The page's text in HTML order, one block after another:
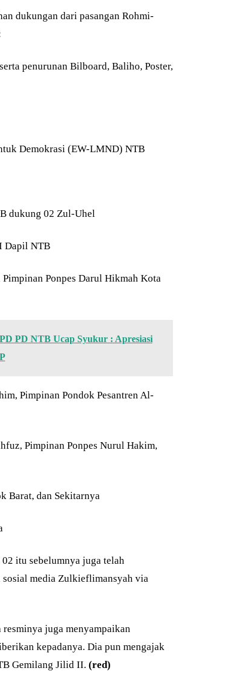
dukungan dari pasangan Rohmi-
penurunan Bilboard, Baliho, Poster,
Demokrasi (EW-LMND) NTB
dukung 02 Zul-Uhel
Dapil NTB
Ponpes Darul Hikmah Kota
PD NTB Ucap Syukur : Apresiasi
Pimpinan Pondok Pesantren Al-
Pimpinan Ponpes Nurul Hakim,
Barat, dan Sekitarnya
itu sebelumnya juga telah
media Zulkieflimansyah via
juga menyampaikan
kepadanya. Dia pun mengajak
Gemilang Jilid II. (red)